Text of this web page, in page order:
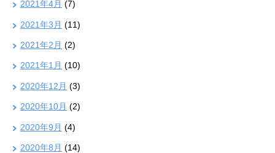
2021年4月 (7)
2021年3月 (11)
2021年2月 (2)
2021年1月 (10)
2020年12月 (3)
2020年10月 (2)
2020年9月 (4)
2020年8月 (14)